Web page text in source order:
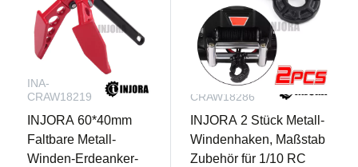
INA-
CRAW18219
INJORA 60*40mm
Faltbare Metall-
Winden-Erdeanker-
CRAW18286
INJORA 2 Stück Metall-
Windenhaken, Maßstab
Zubehör für 1/10 RC